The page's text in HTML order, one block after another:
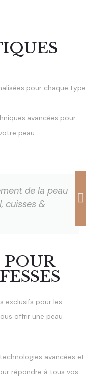
pour chaque type
avancées pour
peau.
de la peau
cuisses &
POUR
exclusifs pour les
offrir une peau
avancées et
répondre à tous vos